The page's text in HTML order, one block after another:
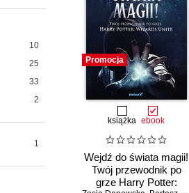
10
25
33
2
1
Promocja
książka ebook
Wejdź do świata magii!
Twój przewodnik po
grze Harry Potter: